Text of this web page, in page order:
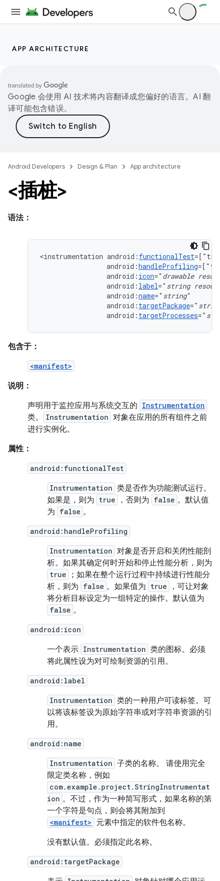
APP ARCHITECTURE
Google 会使用 AI 技术将内容翻译成您偏好的语言。AI 翻
译可能包含错误。
Android Developers Design & Plan App architecture
<插桩>
语法：
<instrumentation android: functionalTest
android:handleProfiling
android: icon=" drawable
android: label=" string
android:name=" string
android: targetPackage="
android: targetProcesses="
包含于：
<manifest>
说明：
声明用于监控应用与系统交互的 Instrumentation
类。 Instrumentation 对象在应用的所有组件之前
进行实例化。
属性：
android:functionalTest
Instrumentation 类是否作为功能测试运行。
如果是，则为 true ，否则为 false 。默认值
为 false 。
android:handleProfiling
Instrumentation 对象是否开启和关闭性能剖
析。如果其确定何时开始和停止性能分析，则为
true
；如果在整个运行过程中持续进行性能分
析，则为 false 。如果值为 true
，可让对象
将分析目标设定为一组特定的操作。默认值为
false 。
android:icon
一个表示 Instrumentation 类的图标。必须
将此属性设为对可绘制资源的引用。
android:label
Instrumentation 类的一种用户可读标签。可
以将该标签设为原始字符串或对字符串资源的引
用。
android:name
Instrumentation 子类的名称。 请使用完全
限定类名称，例如
com.example.project.StringInstrumentat
ion 。不过，作为一种简写形式，如果名称的第
一个字符是句点，则会将其附加到
<manifest> 元素中指定的软件包名称。
没有默认值。必须指定此名称。
android:targetPackage